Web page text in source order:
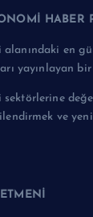
HABER
en
yayınlayan
ve